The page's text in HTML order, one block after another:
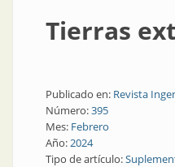
Tierras
Publicado en: Revista
Número:395
Mes: Febrero
Año:2024
Tipo de artículo: